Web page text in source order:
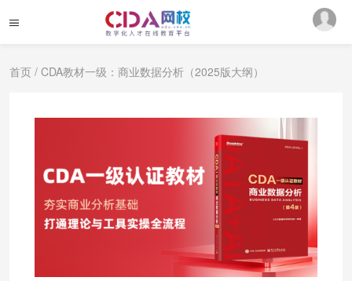
首页 / CDA教材一级：商业数据分析（2025版大纲）